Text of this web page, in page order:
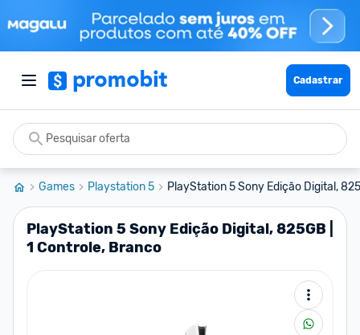
Cadastrar
Games Playstation 5 PlayStation 5 Sony Edição Digital,
PlayStation 5 Sony Edição Digital, 825GB |
1 Controle, Branco